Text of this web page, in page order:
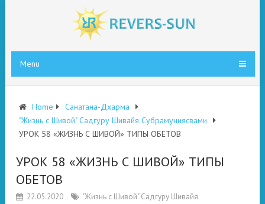
Menu
Home
Санатана-Дхарма
"Жизнь с Шивой" Садгуру Шивайя Субрамуниясвами
УРОК 58 «ЖИЗНЬ С ШИВОЙ» ТИПЫ ОБЕТОВ
УРОК 58 «ЖИЗНЬ С ШИВОЙ» ТИПЫ
ОБЕТОВ
22.05.2020
"Жизнь с Шивой" Садгуру Шивайя